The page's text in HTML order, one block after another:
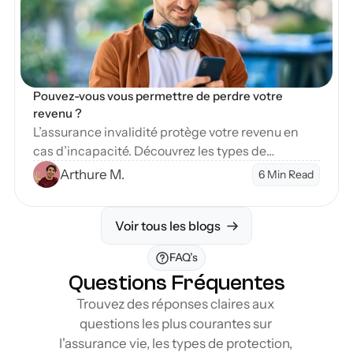
Pouvez-vous vous permettre de perdre votre
revenu ?
L’assurance invalidité protège votre revenu en
cas d’incapacité. Découvrez les types de
couverture et étapes pour sécuriser votre avenir
financier.
Arthure M. 6 Min Read
Voir tous les blogs
FAQ’s
Questions Fréquentes
Trouvez des réponses claires aux
questions les plus courantes sur
l'assurance vie, les types de protection,